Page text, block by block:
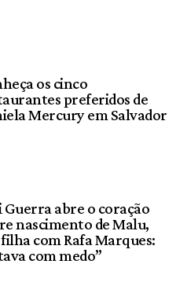
os cinco
preferidos de
Mercury em Salvador
Guerra abre o coração
nascimento de Malu,
filha com Rafa Marques:
com medo”